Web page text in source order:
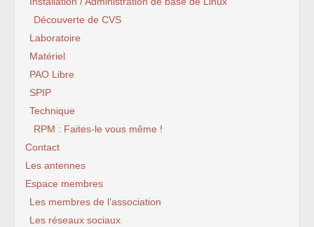
Découverte de CVS
Laboratoire
Matériel
PAO Libre
SPIP
Technique
RPM : Faites-le vous même !
Contact
Les antennes
Espace membres
Les membres de l’association
Les réseaux sociaux